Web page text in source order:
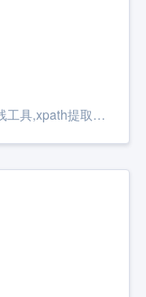
Xpath工具为您提供Xpath解析,Xpath在线工具,xpath提取html,xpath定位测试,根据xpath寻找网页图片、html超链接等元素,根据标签名,属性寻找元素,可在实时测试的xpath在线工具